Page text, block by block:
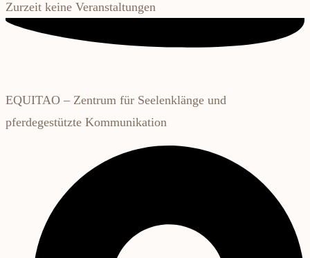
Zurzeit keine Veranstaltungen
EQUITAO – Zentrum für Seelenklänge und
pferdegestützte Kommunikation